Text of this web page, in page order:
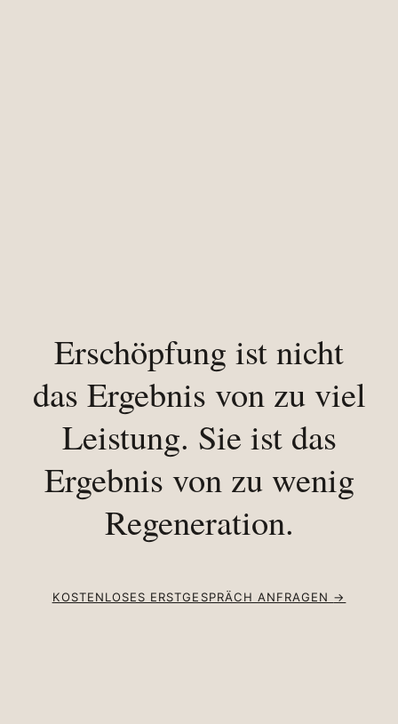
Erschöpfung ist nicht
das Ergebnis von zu viel
Leistung. Sie ist das
Ergebnis von zu wenig
Regeneration.
KOSTENLOSES ERSTGESPRÄCH ANFRAGEN →